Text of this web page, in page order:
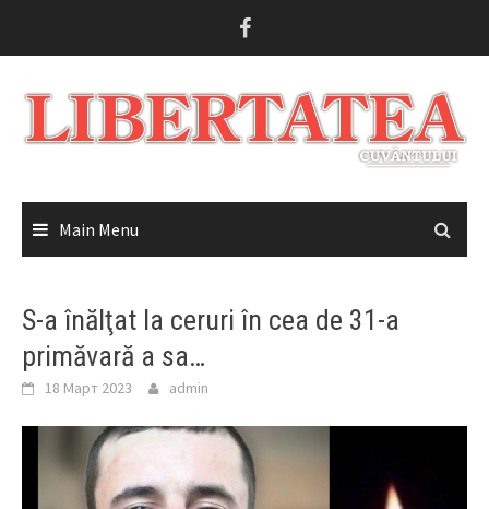
Main Menu
S-a înălţat la ceruri în cea de 31-a
primăvară a sa…
18 Март 2023 admin